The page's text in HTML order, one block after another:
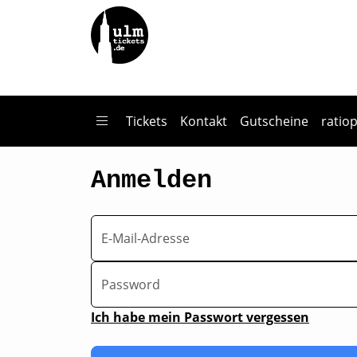
Zum Hauptinhalt springen
Tickets Kontakt Gutscheine
Anmelden
E-Mail-Adresse
Password
Ich habe mein Passwort vergessen